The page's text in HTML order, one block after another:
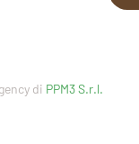
di PPM3 S.r.l.